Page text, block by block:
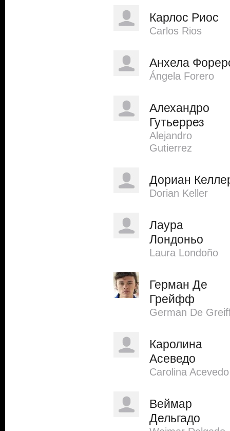
Карлос Риос
Carlos Rios
Анхела
Ángela Forero
Алехандро
Гутьеррез
Alejandro
Gutierrez
Дориан
Dorian Keller
Лаура
Лондоньо
Laura Londoño
Герман Де
Грейфф
German De
Каролина
Асеведо
Carolina Acevedo
Веймар
Дельгадо